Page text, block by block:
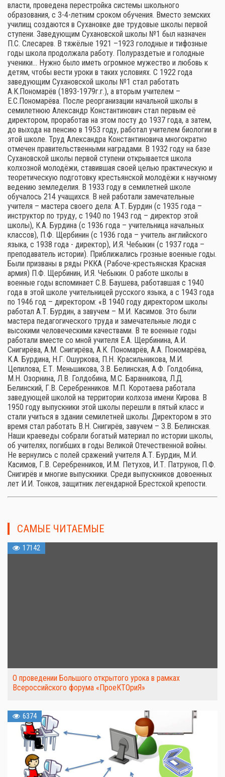
власти, проведена перестройка системы школьного
образования, с 3-4-летним сроком обучения. Вместо земских
училищ создаются в Сухановке две трудовые школы первой
ступени. Заведующим Сухановской школы №1 был назначен
П.С. Слесарев. В тяжёлые 1921 –1923 голодные и тифозные
годы школа продолжала работу. Полураздетые и голодные
ученики… Нужно было иметь огромное мужество и любовь к
детям, чтобы вести уроки в таких условиях. С 1922 года
заведующим Сухановской школы №1 стал работать
А.К.Пономарёв (1893-1979г.г.), а вторым учителем –
Е.С.Пономарёва. После реорганизации начальной школы в
семилетнюю Александр Константинович стал первым её
директором, проработав на этом посту до 1937 года, а затем,
до выхода на пенсию в 1953 году, работал учителем биологии в
этой школе. Труд Александра Константиновича многократно
отмечен правительственными наградами. В 1932 году на базе
Сухановской школы первой ступени открывается школа
колхозной молодёжи, ставившая своей целью практическую и
теоретическую подготовку крестьянской молодёжи к научному
ведению земледелия. В 1933 году в семилетней школе
обучалось 214 учащихся. В ней работали замечательные
учителя – мастера своего дела: А.Т. Бурдин (с 1935 года –
инструктор по труду, с 1940 по 1943 год – директор этой
школы), К.А. Бурдина (с 1936 года – учительница начальных
классов), П.Ф. Щербинин (с 1936 года – учитель английского
языка, с 1938 года - директор), И.Я. Чебыкин (с 1937 года –
преподаватель истории). Приближались грозные военные годы.
Были призваны в ряды РККА (Рабоче-крестьянская Красная
армия) П.Ф. Щербинин, И.Я. Чебыкин. О работе школы в
военные годы вспоминает С.В. Баушева, работавшая с 1940
года в этой школе учительницей русского языка, а с 1943 года
по 1946 год – директором: «В 1940 году директором школы
работал А.Т. Бурдин, а завучем – М.И. Касимов. Это были
мастера педагогического труда и замечательные люди с
высокими человеческими качествами. В те военные годы
работали вместе со мной учителя Е.А. Щербинина, А.И.
Снигирёва, А.М. Снигирёва, А.К. Пономарёв, А.А. Пономарёва,
К.А. Бурдина, Н.Г. Ошуркова, П.Н. Красильникова, М.И.
Цепилова, Е.Т. Меньшикова, З.В. Белинская, А.Ф. Голдобина,
М.Н. Озорнина, Л.В. Голдобина, М.С. Баранникова, Л.Д.
Белинский, Г.В. Серебренников. М.П. Коротаева работала
заведующей школой на территории колхоза имени Кирова. В
1950 году выпускники этой школы перешли в пятый класс и
стали учиться в здании семилетней школы. Директором в это
время стал работать В.Н. Снигирёв, завучем – З.В. Белинская.
Наши краеведы собрали богатый материал по истории школы,
об учителях, погибших в годы Великой Отечественной войны.
Не вернулись с полей сражений учителя А.Т. Бурдин, М.И.
Касимов, Г.В. Серебренников, И.М. Петухов, И.Т. Патрунов, П.Ф.
Снигирёв и многие выпускники. Среди выпускников довоенных
лет И.И. Тонков, защитник легендарной Брестской крепости.
САМЫЕ ЧИТАЕМЫЕ
17142
О проведении Большого открытого урока в рамках
Всероссийского форума «ПроеКТОриЯ»
6374